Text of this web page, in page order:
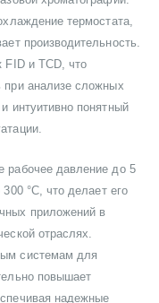
термостата,
производительность.
FID и TCD, что
при анализе сложных
интуитивно понятный
рабочее давление до 5
°C, что делает его
приложений в
отраслях.
системам для
повышает
надежные